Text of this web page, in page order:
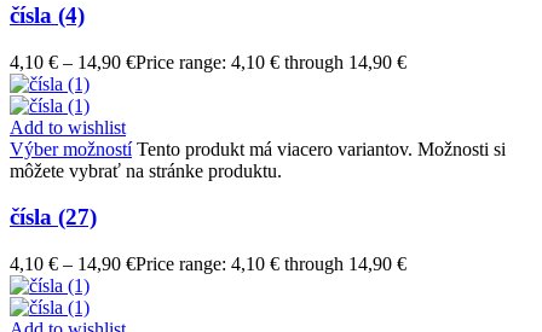
čísla (4)
4,10 € – 14,90 €Price range: 4,10 € through 14,90 €
Add to wishlist
Výber možností Tento produkt má viacero variantov. Možnosti si
môžete vybrať na stránke produktu.
čísla (27)
4,10 € – 14,90 €Price range: 4,10 € through 14,90 €